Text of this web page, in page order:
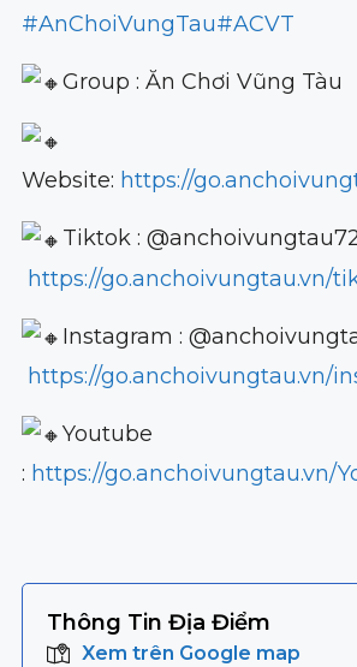
#AnChoiVungTau#ACVT
Group : Ăn Chơi Vũng Tàu
Website: https://
Tiktok :
https://go.anchoivungtau.vn/
Instagram :
https://go.anchoivungtau.vn/
Youtube
: https://go.anchoivungtau.vn/
Thông Tin Địa Điểm
Xem trên Google map